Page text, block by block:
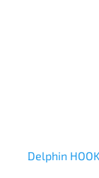
Delphin